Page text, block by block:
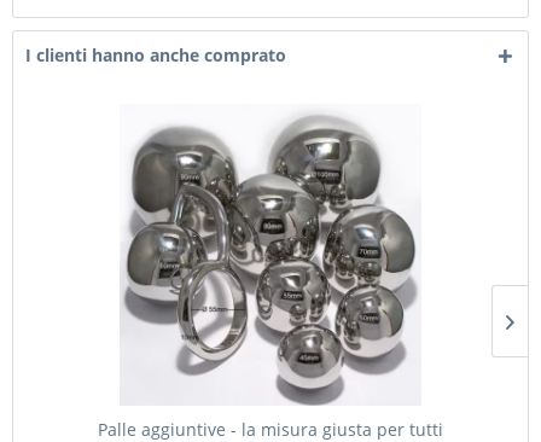
I clienti hanno anche comprato
Palle aggiuntive - la misura giusta per tutti